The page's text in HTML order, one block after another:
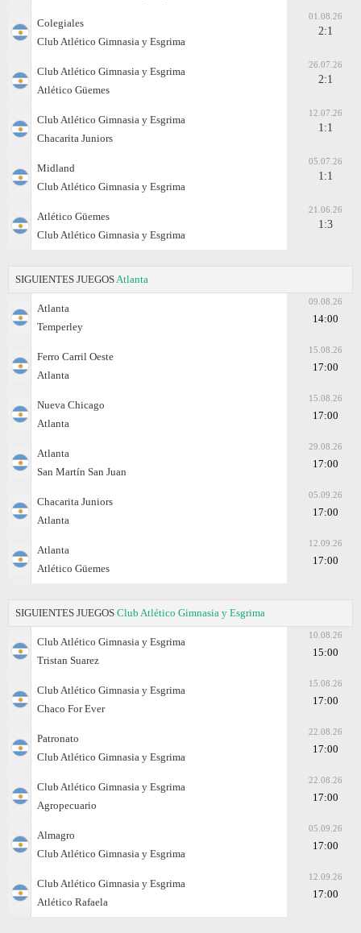
Colegiales
Club Atlético Gimnasia y Esgrima
01.08.26
2:1
Club Atlético Gimnasia y Esgrima
Atlético Güemes
26.07.26
2:1
Club Atlético Gimnasia y Esgrima
Chacarita Juniors
12.07.26
1:1
Midland
Club Atlético Gimnasia y Esgrima
05.07.26
1:1
Atlético Güemes
Club Atlético Gimnasia y Esgrima
21.06.26
1:3
SIGUIENTES JUEGOS Atlanta
Atlanta
Temperley
09.08.26
14:00
Ferro Carril Oeste
Atlanta
15.08.26
17:00
Nueva Chicago
Atlanta
15.08.26
17:00
Atlanta
San Martín San Juan
29.08.26
17:00
Chacarita Juniors
Atlanta
05.09.26
17:00
Atlanta
Atlético Güemes
12.09.26
17:00
SIGUIENTES JUEGOS Club Atlético Gimnasia y Esgrima
Club Atlético Gimnasia y Esgrima
Tristan Suarez
10.08.26
15:00
Club Atlético Gimnasia y Esgrima
Chaco For Ever
15.08.26
17:00
Patronato
Club Atlético Gimnasia y Esgrima
22.08.26
17:00
Club Atlético Gimnasia y Esgrima
Agropecuario
22.08.26
17:00
Almagro
Club Atlético Gimnasia y Esgrima
05.09.26
17:00
Club Atlético Gimnasia y Esgrima
Atlético Rafaela
12.09.26
17:00